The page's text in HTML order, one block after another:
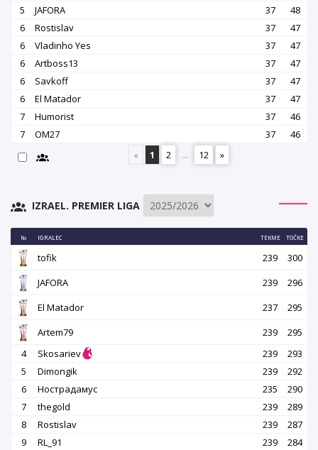
5
JAFORA 37
48
6
Rostislav 37
47
6
Vladinho Yes 37
47
6
Artboss13 37
47
6
Savkoff 37
47
6
El Matador 37
47
7
Humorist 37
46
7
OM27 37
46
«
1 2 ... 12 »
IZRAEL. PREMIER LIGA
№ IGRALEC TEKME TOČKE
tofik 239
300
JAFORA
239
296
El Matador
237
295
Artem79
239
295
4
Skosariev 239
293
5
Dimongik 239
292
6
Нострадамус 235
290
7
thegold 239
289
8
Rostislav 239
287
9
RL_91 239
284